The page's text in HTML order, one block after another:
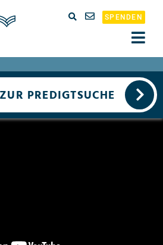
SPENDEN
PREDIGTSUCHE